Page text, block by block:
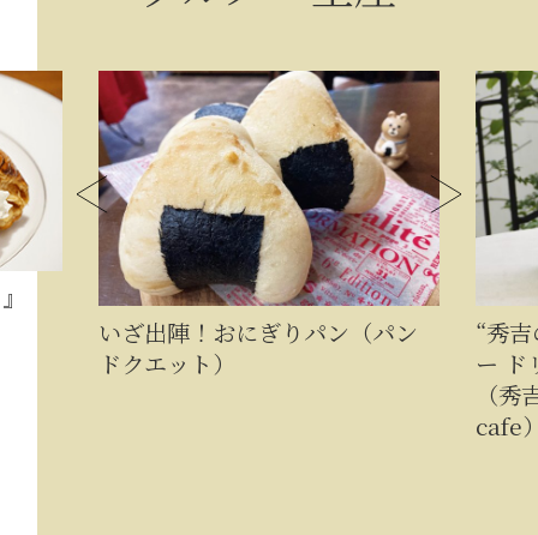
いざ出陣！おにぎりパン（パン
ドクエット）
“秀吉のご
ー ドリッ
（秀吉の
cafe））